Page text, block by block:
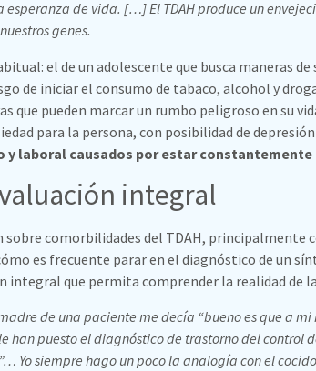
esperanza de vida. […] El TDAH produce un
genes.
el de un adolescente que busca maneras
de iniciar el consumo de tabaco, alcohol y
que pueden marcar un rumbo peligroso en su
para la persona, con posibilidad de
laboral causados por estar
integral
comorbilidades del TDAH, principalmente
es frecuente parar en el diagnóstico de un
integral que permita comprender la realidad de
de una paciente me decía “bueno es que a
han puesto el diagnóstico de trastorno del control
Yo siempre hago un poco la analogía con el